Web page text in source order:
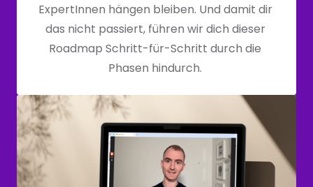
ExpertInnen hängen bleiben. Und damit dir
das nicht passiert, führen wir dich dieser
Roadmap Schritt-für-Schritt durch die
Phasen hindurch.